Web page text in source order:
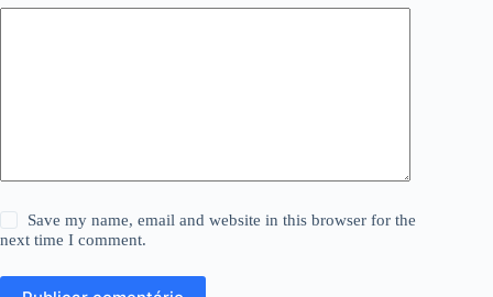
Save my name, email and website in this browser for the
next time I comment.